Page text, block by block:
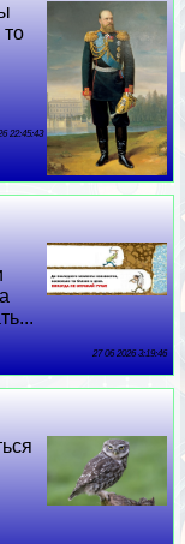
22:45:43
27 06 2026 3:19:46